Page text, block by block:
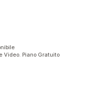
Video. Piano Gratuito